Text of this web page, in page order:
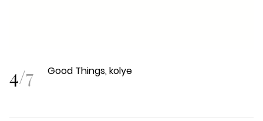
4/7 Good Things, kolye